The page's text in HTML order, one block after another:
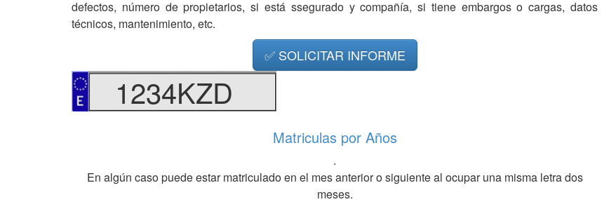
defectos, número de propietarios, si está ssegurado y compañía, si tiene embargos o cargas, datos
técnicos, mantenimiento, etc.
✅ SOLICITAR INFORME
1234KZD
Matriculas por Años
.
En algún caso puede estar matriculado en el mes anterior o siguiente al ocupar una misma letra dos
meses.